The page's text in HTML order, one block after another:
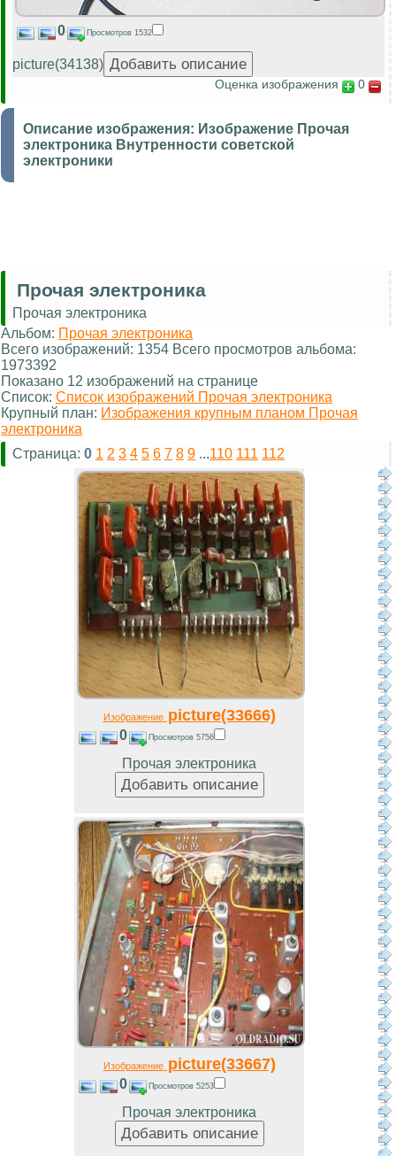
0 Просмотров 1532
picture(34138)
Оценка изображения 0
Описание изображения: Изображение Прочая
электроника Внутренности советской
электроники
Прочая электроника
Прочая электроника
Альбом: Прочая электроника
Всего изображений: 1354 Всего просмотров альбома:
1973392
Показано 12 изображений на странице
Список: Список изображений Прочая электроника
Крупный план: Изображения крупным планом Прочая
электроника
Страница: 0 1 2 3 4 5 6 7 8 9 ...110 111 112
Изображениеpicture(33666)
0 Просмотров 5756
Прочая электроника
Изображениеpicture(33667)
0 Просмотров 5253
Прочая электроника